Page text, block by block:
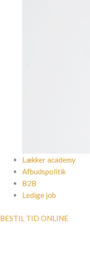
Lækker academy
Afbudspolitik
B2B
Ledige job
BESTIL TID ONLINE